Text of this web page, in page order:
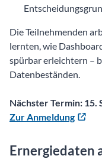
Die Teilnehmenden
lernten, wie
spürbar erleichtern –
Datenbeständen.
Nächster Termin: 15.
Zur Anmeldung
Ernergiedaten